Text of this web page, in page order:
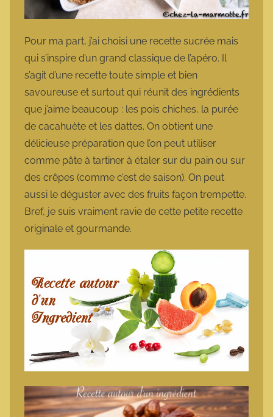
Pour ma part, j’ai choisi une recette sucrée mais
qui s’inspire d’un grand classique de l’apéro. Il
s’agit d’une recette toute simple et bien
savoureuse et surtout qui réunit des ingrédients
que j’aime beaucoup : les pois chiches, la purée
de cacahuète et les dattes. On obtient une
délicieuse préparation que l’on peut utiliser
comme pâte à tartiner à étaler sur du pain ou sur
des crêpes (comme c’est de saison). On peut
aussi le déguster avec des fruits façon trempette.
Bref, je suis vraiment ravie de cette petite recette
originale et gourmande.